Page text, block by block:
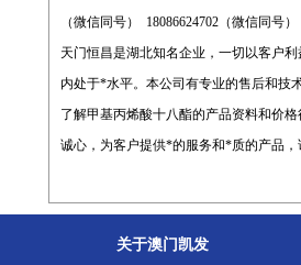
（微信同号） 18086624702（微信同号
天门恒昌是湖北知名企业，一切以客户
内处于*水平。本公司有专业的售后和技
了解甲基丙烯酸十八酯的产品资料和价
诚心，为客户提供*的服务和*质的产品，
关于澳门凯发